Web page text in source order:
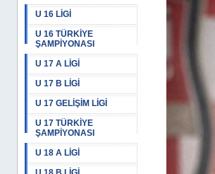
U 16 LİGİ
U 16 TÜRKİYE
ŞAMPİYONASI
U 17 A LİGİ
U 17 B LİGİ
U 17 GELİŞİM LİGİ
U 17 TÜRKİYE
ŞAMPİYONASI
U 18 A LİGİ